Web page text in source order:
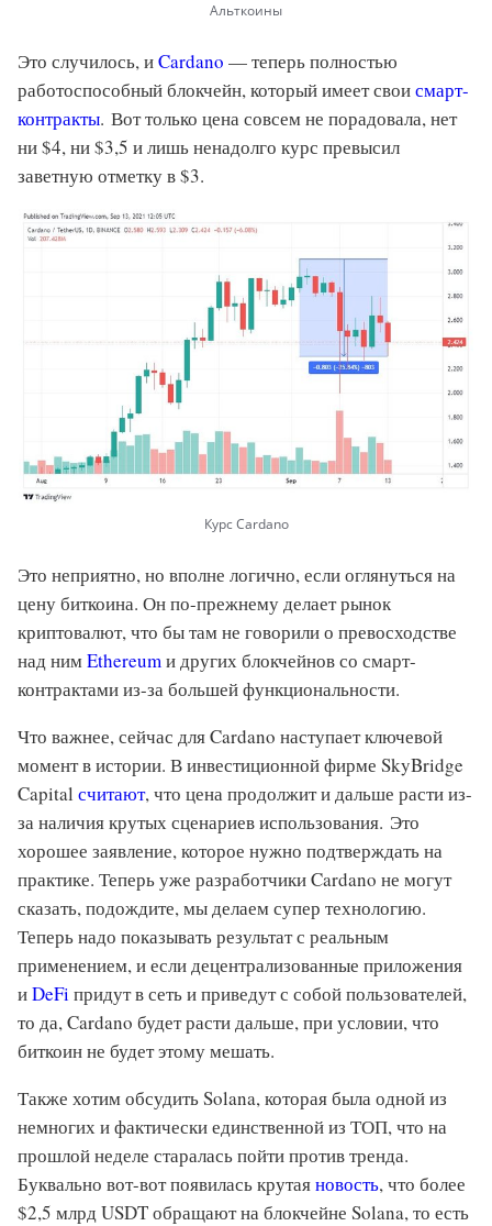
Альткоины
Это случилось, иCardano — теперь полностью
работоспособный блокчейн, который имеет своисмарт-
контракты. Вот только цена совсем не порадовала, нет
ни $4, ни $3,5 и лишь ненадолго курс превысил
заветную отметку в $3.
Курс Cardano
Это неприятно, но вполне логично, если оглянуться на
цену биткоина. Он по-прежнему делает рынок
криптовалют, что бы там не говорили о превосходстве
над нимEthereumи других блокчейнов со смарт-
контрактами из-за большей функциональности.
Что важнее, сейчас для Cardano наступает ключевой
момент в истории. В инвестиционной фирме SkyBridge
Capital считают, что цена продолжит и дальше расти из-
за наличия крутых сценариев использования. Это
хорошее заявление, которое нужно подтверждать на
практике. Теперь уже разработчики Cardano не могут
сказать, подождите, мы делаем супер технологию.
Теперь надо показывать результат с реальным
применением, и если децентрализованные приложения
иDeFi придут в сеть и приведут с собой пользователей,
то да, Cardano будет расти дальше, при условии, что
биткоин не будет этому мешать.
Также хотим обсудить Solana, которая была одной из
немногих и фактически единственной из ТОП, что на
прошлой неделе старалась пойти против тренда.
Буквально вот-вот появилась крутаяновость, что более
$2,5 млрд USDT обращают на блокчейне Solana, то есть